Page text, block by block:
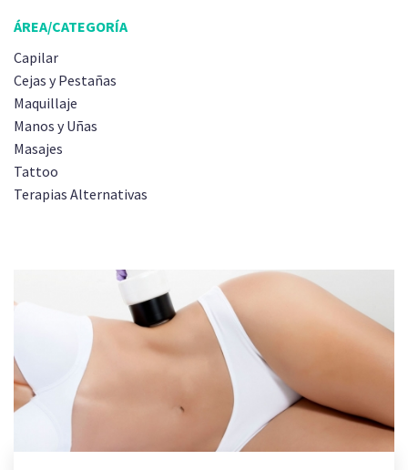
ÁREA/CATEGORÍA
Capilar
Cejas y Pestañas
Maquillaje
Manos y Uñas
Masajes
Tattoo
Terapias Alternativas